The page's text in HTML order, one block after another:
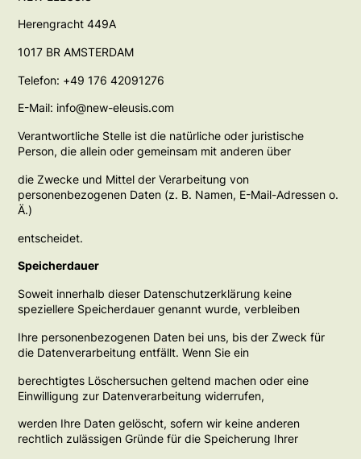
Herengracht 449A
1017 BR AMSTERDAM
Telefon: +49 176 42091276
E-Mail: info@new-eleusis.com
Verantwortliche Stelle ist die natürliche oder juristische
Person, die allein oder gemeinsam mit anderen über
die Zwecke und Mittel der Verarbeitung von
personenbezogenen Daten (z. B. Namen, E-Mail-Adressen o.
Ä.)
entscheidet.
Speicherdauer
Soweit innerhalb dieser Datenschutzerklärung keine
speziellere Speicherdauer genannt wurde, verbleiben
Ihre personenbezogenen Daten bei uns, bis der Zweck für
die Datenverarbeitung entfällt. Wenn Sie ein
berechtigtes Löschersuchen geltend machen oder eine
Einwilligung zur Datenverarbeitung widerrufen,
werden Ihre Daten gelöscht, sofern wir keine anderen
rechtlich zulässigen Gründe für die Speicherung Ihrer